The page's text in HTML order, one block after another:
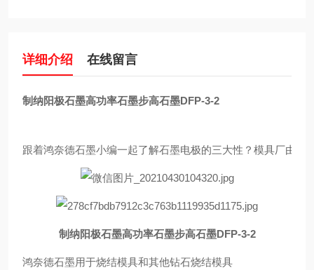
详细介绍 在线留言
制纳阳极石墨高功率石墨步高石墨DFP-3-2
跟着鸿奈德石墨小编一起了解石墨电极的三大性？模具厂由
制纳阳极石墨高功率石墨步高石墨DFP-3-2
鸿奈德石墨用于烧结模具和其他钻石烧结模具